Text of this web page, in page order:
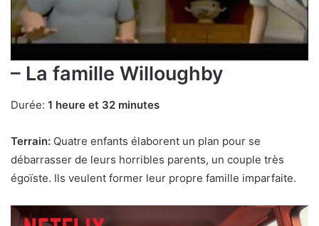
– La famille Willoughby
Durée: 1 heure et 32 ​​minutes
Terrain: Quatre enfants élaborent un plan pour se
débarrasser de leurs horribles parents, un couple très
égoïste. Ils veulent former leur propre famille imparfaite.